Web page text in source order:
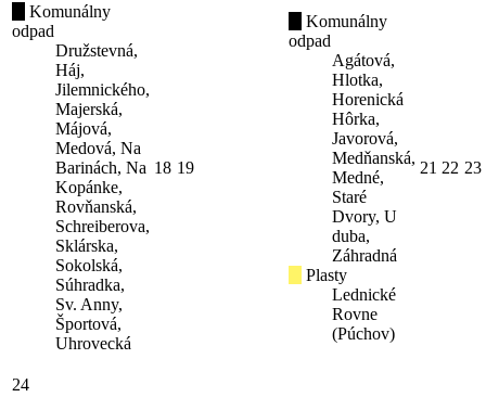
Komunálny
odpad
Družstevná,
Háj,
Jilemnického,
Majerská,
Májová,
Medová, Na
Barinách, Na
Kopánke,
Rovňanská,
Schreiberova,
Sklárska,
Sokolská,
Súhradka,
Sv. Anny,
Športová,
Uhrovecká
18 19
Komunálny
odpad
Agátová,
Hlotka,
Horenická
Hôrka,
Javorová,
Medňanská,
Medné,
Staré
Dvory, U
duba,
Záhradná
Plasty
Lednické
Rovne
(Púchov)
21 22 23
24